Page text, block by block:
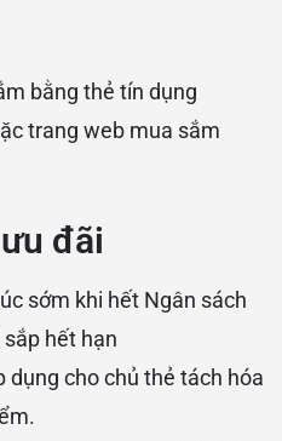
bằng thẻ tín dụng
trang web mua sắm
đãi
sớm khi hết Ngân sách
hết hạn
dụng cho chủ thẻ tách hóa